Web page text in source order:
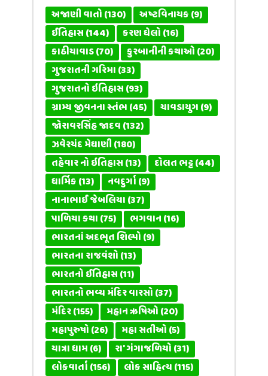
અજાણી વાતો(130) અષ્ટવિનાયક(9)
ઈતિહાસ(144) કરણ ઘેલો(16)
કાઠીયાવાડ(70) કુરબાનીની કથાઓ(20)
ગુજરાતની ગરિમા(33)
ગુજરાતનો ઇતિહાસ(93)
ગ્રામ્ય જીવનના સ્તંભ(45) ચાવડાયુગ(9)
જોરાવરસિંહ જાદવ(132)
ઝવેરચંદ મેઘાણી(180)
તહેવાર નો ઇતિહાસ(13) દોલત ભટ્ટ(44)
ધાર્મિક(13) નવદુર્ગા(9)
નાનાભાઈ જેબલિયા(37)
પાળિયા કથા(75) ભગવાન(16)
ભારતનાં અદભૂત શિલ્પો(9)
ભારતના રાજવંશો(13)
ભારતનો ઈતિહાસ(11)
ભારતનો ભવ્ય મંદિર વારસો(37)
મંદિર(155) મહાન ઋષિઓ(20)
મહાપુરુષો(26) મહા સતીઓ(5)
યાત્રા ધામ(6) રા' ગંગાજળિયો(31)
લોકવાર્તા(156) લોક સાહિત્ય(115)